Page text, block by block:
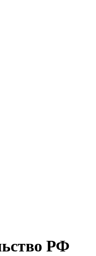
РФ